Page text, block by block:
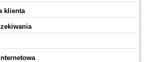
klienta